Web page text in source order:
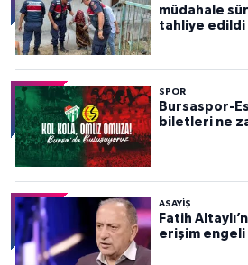
müdahale
tahliye edildi
SPOR
Bursaspor-
biletleri ne
ASAYİŞ
Fatih
erişim engeli